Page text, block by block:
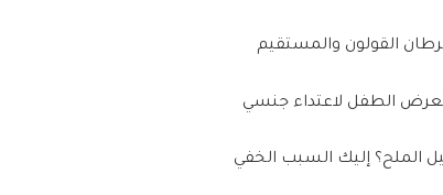
الملح؟ إليك السبب الخفي